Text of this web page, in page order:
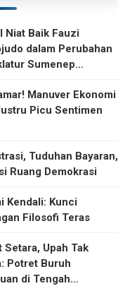
Niat Baik Fauzi
dalam Perubahan
Sumenep
Manuver Ekonomi
Picu Sentimen
Tuduhan Bayaran,
Ruang Demokrasi
Kendali: Kunci
Filosofi Teras
Setara, Upah Tak
Potret Buruh
di Tengah